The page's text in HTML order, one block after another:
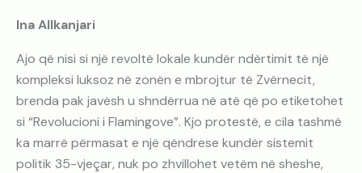
Ina Allkanjari
Ajo që nisi si një revoltë lokale kundër ndërtimit të një
kompleksi luksoz në zonën e mbrojtur të Zvërnecit,
brenda pak javësh u shndërrua në atë që po etiketohet
si “Revolucioni i Flamingove”. Kjo protestë, e cila tashmë
ka marrë përmasat e një qëndrese kundër sistemit
politik 35-vjeçar, nuk po zhvillohet vetëm në sheshe,